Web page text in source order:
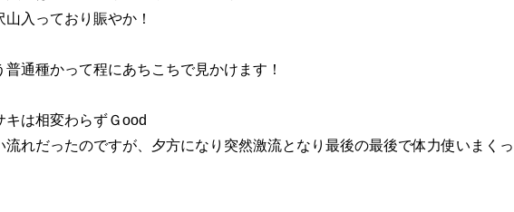
入っており賑やか！
通種かって程にあちこちで見かけます！
キは相変わらずＧood
流れだったのですが、夕方になり突然激流となり最後の最後で体力使いまく